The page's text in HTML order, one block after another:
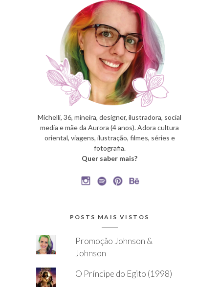
Michelli, 36, mineira, designer, ilustradora, social
media e mãe da Aurora (4 anos). Adora cultura
oriental, viagens, ilustração, filmes, séries e
fotografia.
Quer saber mais?
POSTS MAIS VISTOS
Promoção Johnson &
Johnson
O Príncipe do Egito (1998)